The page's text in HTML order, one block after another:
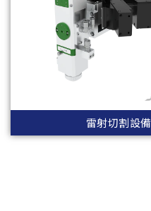
雷射切割設備